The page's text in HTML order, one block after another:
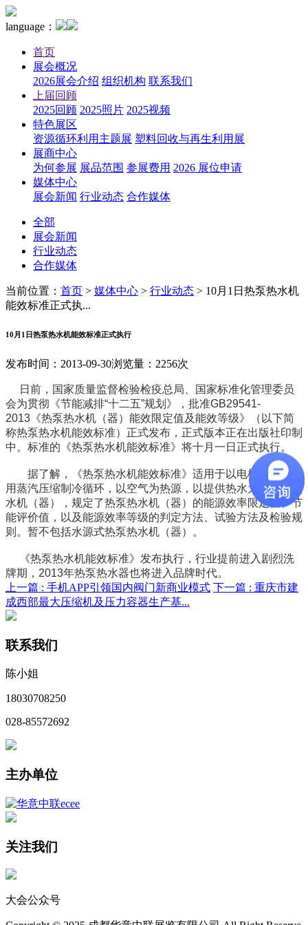
language：
首页
展会概况
2026展会介绍 组织机构 联系我们
上届回顾
2025回顾 2025照片 2025视频
特色展区
资源循环利用主题展 塑料回收与再生利用展
展商中心
为何参展 展品范围 参展费用 2026 展位申请
媒体中心
展会新闻 行业动态 合作媒体
全部
展会新闻
行业动态
合作媒体
当前位置： 首页 > 媒体中心 > 行业动态 > 10月1日热泵热水机
能效标准正式执...
10月1日热泵热水机能效标准正式执行
发布时间：2013-09-30浏览量：2256次
日前，国家质量监督检验检疫总局、国家标准化管理委员
会为贯彻《节能减排“十二五”规划》，批准GB29541-
2013《热泵热水机（器）能效限定值及能效等级》（以下简
称热泵热水机能效标准）正式发布，正式版本正在出版社印制
中。标准的《热泵热水机能效标准》将十月一日正式执行。
据了解，《热泵热水机能效标准》适用于以电机驱动，采
用蒸汽压缩制冷循环，以空气为热源，以提供热水为目的的热
水机（器），规定了热泵热水机（器）的能源效率限定值、节
能评价值，以及能源效率等级的判定方法、试验方法及检验规
则。暂不包括水源式热泵热水机（器）。
《热泵热水机能效标准》发布执行，行业提前进入剧烈洗
牌期，2013年热泵热水器也将进入品牌时代。
上一篇 : 手机APP引领国内阀门新商业模式 下一篇 : 重庆市建
成西部最大压缩机及压力容器生产基...
联系我们
陈小姐
18030708250
028-85572692
主办单位
关注我们
大会公众号